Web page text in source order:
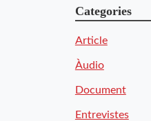
Categories
Article
Àudio
Document
Entrevistes